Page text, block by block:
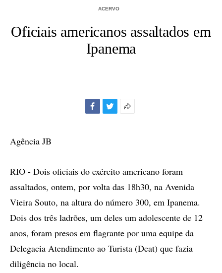
ACERVO
Oficiais americanos assaltados em
Ipanema
Agência JB
RIO - Dois oficiais do exército americano foram
assaltados, ontem, por volta das 18h30, na Avenida
Vieira Souto, na altura do número 300, em Ipanema.
Dois dos três ladrões, um deles um adolescente de 12
anos, foram presos em flagrante por uma equipe da
Delegacia Atendimento ao Turista (Deat) que fazia
diligência no local.